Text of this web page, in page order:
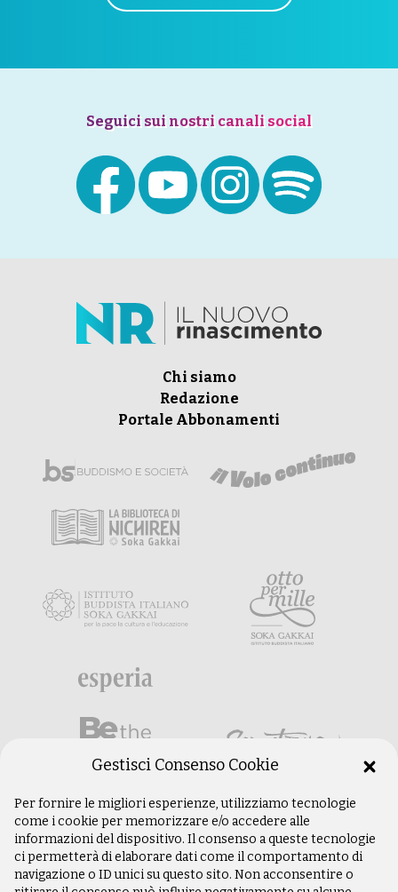
Seguici sui nostri canali social
Chi siamo
Redazione
Portale Abbonamenti
Gestisci Consenso Cookie
Per fornire le migliori esperienze, utilizziamo tecnologie
come i cookie per memorizzare e/o accedere alle
informazioni del dispositivo. Il consenso a queste tecnologie
ci permetterà di elaborare dati come il comportamento di
navigazione o ID unici su questo sito. Non acconsentire o